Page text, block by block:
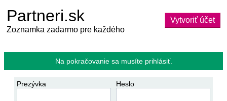
Partneri.sk
Zoznamka zadarmo pre každého
Vytvoriť účet
Na pokračovanie sa musíte prihlásiť.
Prezývka Heslo